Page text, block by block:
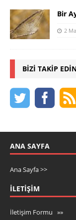
Bir
2
BIZI TAKIP
ANA SAYFA
Ana Sayfa >>
İLETIŞIM
İletişim Formu »»